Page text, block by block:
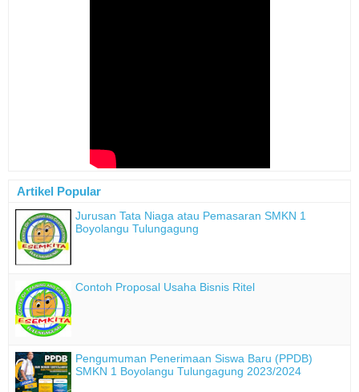
Artikel Popular
Jurusan Tata Niaga atau Pemasaran SMKN 1
Boyolangu Tulungagung
Contoh Proposal Usaha Bisnis Ritel
Pengumuman Penerimaan Siswa Baru (PPDB)
SMKN 1 Boyolangu Tulungagung 2023/2024